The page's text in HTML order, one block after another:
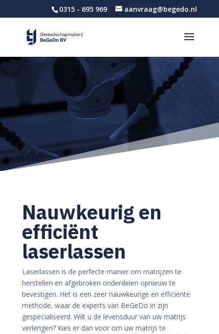
0315 - 695 969 aanvraag@begedo.nl
Nauwkeurig en
efficiënt
laserlassen
Laserlassen is de perfecte manier om matrijzen te
herstellen en afgebroken onderdelen opnieuw te
bevestigen. Het is een zeer nauwkeurige en efficiënte
methode, waar de experts van BeGeDo in zijn
gespecialiseerd. Wilt u de levensduur van uw matrijs
verlengen? Kies er dan voor om uw matrijs te